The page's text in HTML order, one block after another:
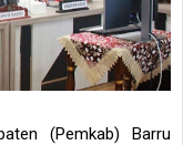
(Pemkab) Barru